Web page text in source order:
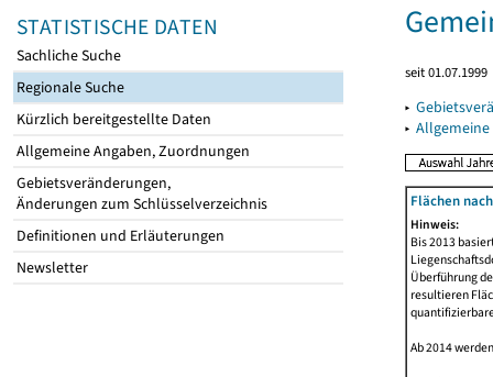
STATISTISCHE DATEN
Sachliche Suche
Regionale Suche
Kürzlich bereitgestellte Daten
Allgemeine Angaben, Zuordnungen
Gebietsveränderungen,
Änderungen zum Schlüsselverzeichnis
Definitionen und Erläuterungen
Newsletter
seit 01.07.1999
▸
▸
Flächen
Hinweis:
Bis 2013
Überführung
resultieren
Ab 2014